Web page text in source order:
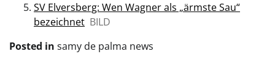
SV Elversberg: Wen Wagner als „ärmste Sau“
bezeichnet BILD
Posted in samy de palma news